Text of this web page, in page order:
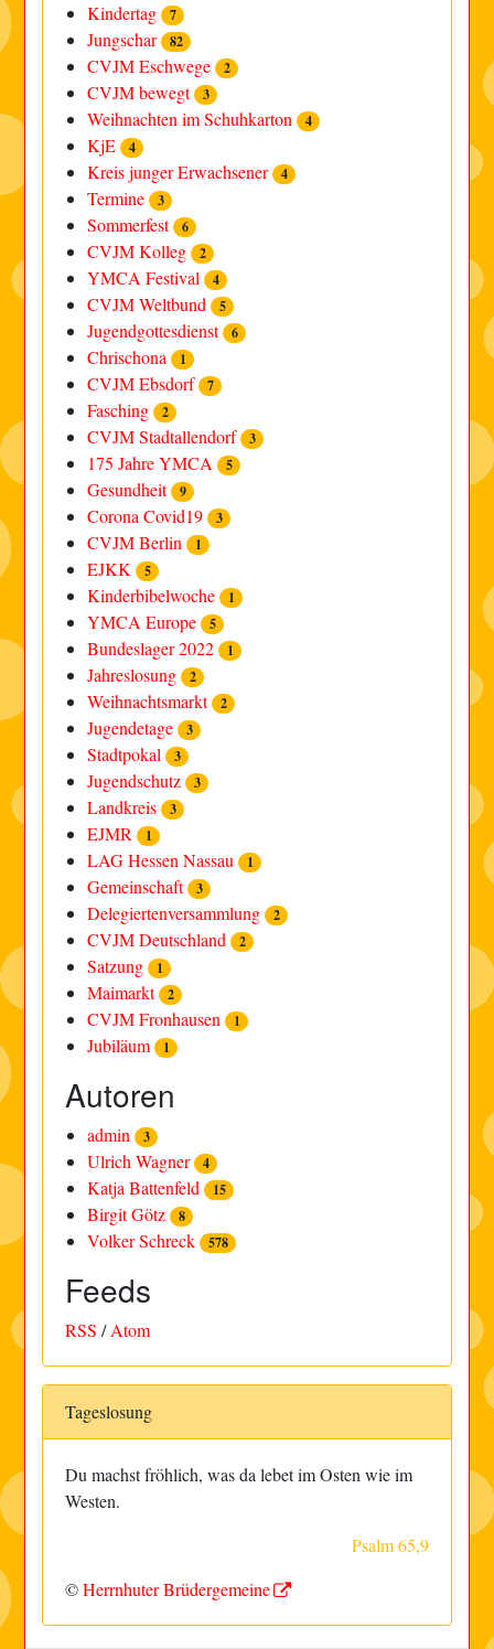
Kindertag 7
Jungschar 82
CVJM Eschwege 2
CVJM bewegt 3
Weihnachten im Schuhkarton 4
KjE 4
Kreis junger Erwachsener 4
Termine 3
Sommerfest 6
CVJM Kolleg 2
YMCA Festival 4
CVJM Weltbund 5
Jugendgottesdienst 6
Chrischona 1
CVJM Ebsdorf 7
Fasching 2
CVJM Stadtallendorf 3
175 Jahre YMCA 5
Gesundheit 9
Corona Covid19 3
CVJM Berlin 1
EJKK 5
Kinderbibelwoche 1
YMCA Europe 5
Bundeslager 2022 1
Jahreslosung 2
Weihnachtsmarkt 2
Jugendetage 3
Stadtpokal 3
Jugendschutz 3
Landkreis 3
EJMR 1
LAG Hessen Nassau 1
Gemeinschaft 3
Delegiertenversammlung 2
CVJM Deutschland 2
Satzung 1
Maimarkt 2
CVJM Fronhausen 1
Jubiläum 1
Autoren
admin 3
Ulrich Wagner 4
Katja Battenfeld 15
Birgit Götz 8
Volker Schreck 578
Feeds
RSS /Atom
Tageslosung
Du machst fröhlich, was da lebet im Osten wie im
Westen.
Psalm 65,9
©Herrnhuter Brüdergemeine